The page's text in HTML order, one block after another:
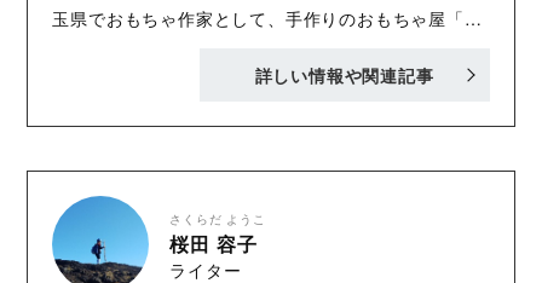
玉県でおもちゃ作家として、手作りのおもちゃ屋「な
住み、児童書作家兼ストーリーテラーとして活動中。
こ』（原作・ポプラ社）などのおばけ話絵本シリーズ
など、数多くの児童書を執筆。ストーリーテラーとし
て、全国各地の小学校などを廻り、話をする「物語ラ
イブ」も行っている。 2022年11月に、かつての単行
詳しい情報や関連記事
さくらだ ようこ
桜田 容子
ライター